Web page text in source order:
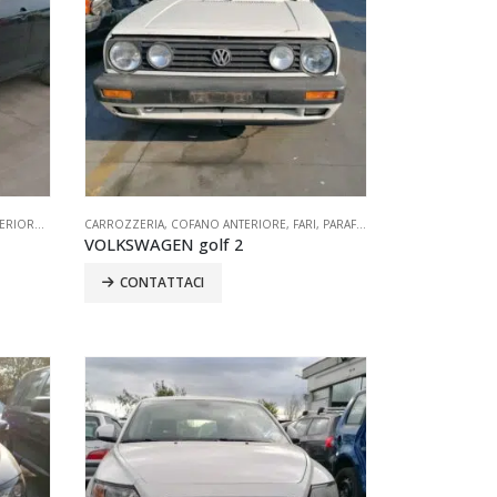
SPECCHIETTI,TUTTI
PARAFANGO,PARAURTI,PORTELLONE, PORTIERE,RETROVISORI
CARROZZERIA, COFANO ANTERIORE, FARI, PARAFANGO
VOLKSWAGEN golf 2
CONTATTACI